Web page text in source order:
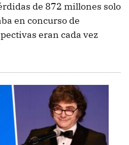
de 872 millones solo
en concurso de
eran cada vez